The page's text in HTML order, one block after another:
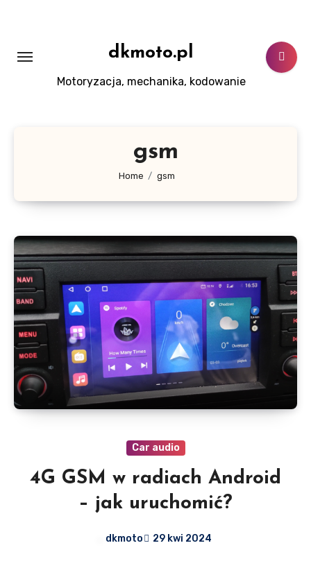
dkmoto.pl
Motoryzacja, mechanika, kodowanie
gsm
Home gsm
Car audio
4G GSM w radiach Android
– jak uruchomić?
dkmoto 29 kwi 2024